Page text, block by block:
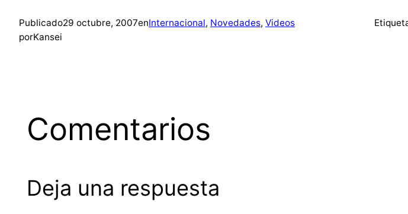
Publicado29 octubre, 2007enInternacional, Novedades, Videos
porKansei
Comentarios
Deja una respuesta